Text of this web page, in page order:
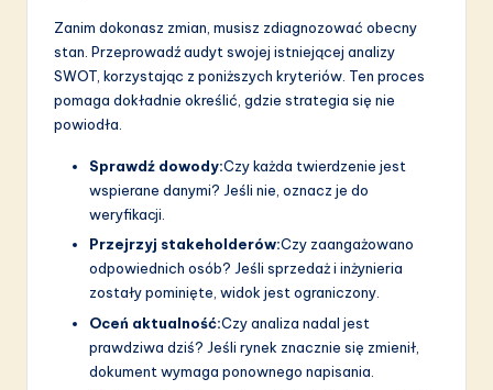
Zanim dokonasz zmian, musisz zdiagnozować obecny
stan. Przeprowadź audyt swojej istniejącej analizy
SWOT, korzystając z poniższych kryteriów. Ten proces
pomaga dokładnie określić, gdzie strategia się nie
powiodła.
Sprawdź dowody:Czy każda twierdzenie jest
wspierane danymi? Jeśli nie, oznacz je do
weryfikacji.
Przejrzyj stakeholderów:Czy zaangażowano
odpowiednich osób? Jeśli sprzedaż i inżynieria
zostały pominięte, widok jest ograniczony.
Oceń aktualność:Czy analiza nadal jest
prawdziwa dziś? Jeśli rynek znacznie się zmienił,
dokument wymaga ponownego napisania.